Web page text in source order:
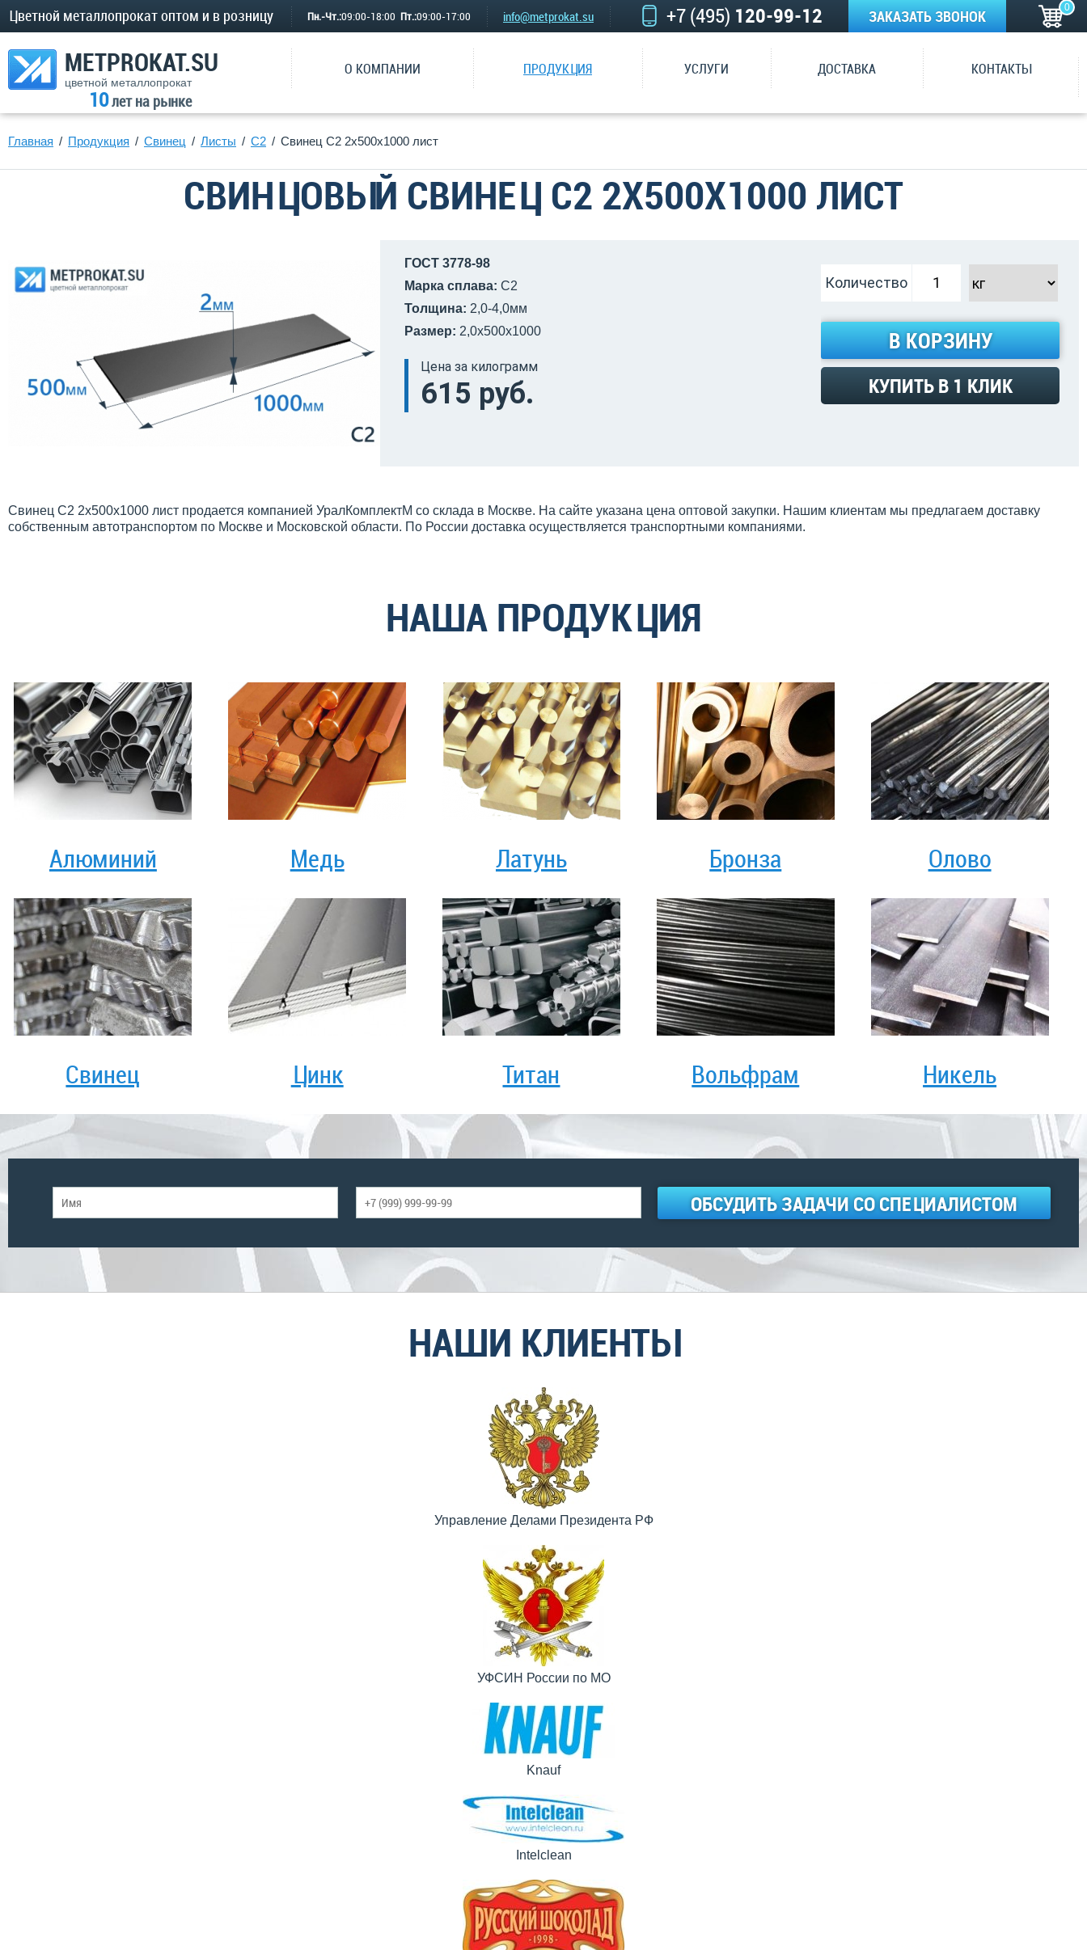
Цветной металлопрокат оптом и в розницу Пн.-Чт.:09:00-18:00 Пт.:09:00-17:00 info@metprokat.su +7 (495) 120-99-12 0
ЗАКАЗАТЬ ЗВОНОК
METPROKAT.SU
цветной металлопрокат
10лет на рынке
О КОМПАНИИ ПРОДУКЦИЯ УСЛУГИ ДОСТАВКА КОНТАКТЫ
Главная Продукция Свинец Листы С2 Свинец С2 2х500х1000 лист
СВИНЦОВЫЙ СВИНЕЦ С2 2Х500Х1000 ЛИСТ
ГОСТ 3778-98
Марка сплава: С2
Толщина: 2,0-4,0мм
Размер: 2,0х500х1000
Цена за килограмм
615 руб.
Количество
В КОРЗИНУ
КУПИТЬ В 1 КЛИК
Свинец С2 2х500х1000 лист продается компанией УралКомплектМ со склада в Москве. На сайте указана цена оптовой закупки. Нашим клиентам мы предлагаем доставку
собственным автотранспортом по Москве и Московской области. По России доставка осуществляется транспортными компаниями.
НАША ПРОДУКЦИЯ
Алюминий Медь Латунь Бронза Олово
Свинец Цинк Титан Вольфрам Никель
ОБСУДИТЬ ЗАДАЧИ СО СПЕЦИАЛИСТОМ
НАШИ КЛИЕНТЫ
Управление Делами Президента РФ
УФСИН России по МО
Knauf
Intelclean